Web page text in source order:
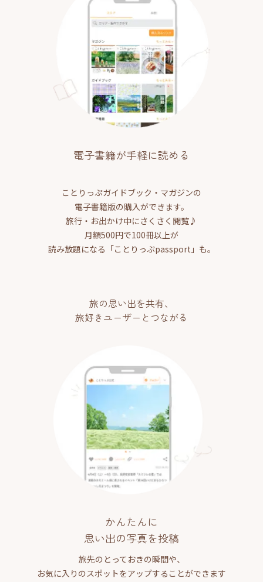
電子書籍が手軽に読める
ことりっぷガイドブック・マガジンの
電子書籍版の購入ができます。
旅行・お出かけ中にさくさく閲覧♪
月額500円で100冊以上が
読み放題になる「ことりっぷpassport」も。
旅の思い出を共有、
旅好きユーザーとつながる
かんたんに
思い出の写真を投稿
旅先のとっておきの瞬間や、
お気に入りのスポットをアップすることができます